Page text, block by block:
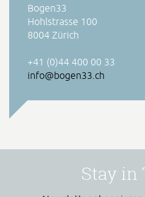
Bogen33
Hohlstrasse 100
8004 Zürich
+41 (0)44 400 00 33
info@bogen33.ch
Stay in